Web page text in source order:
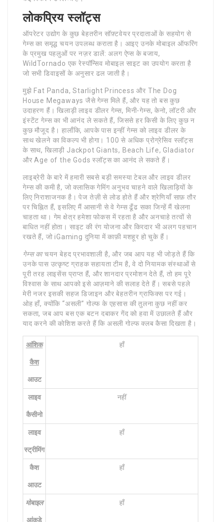
लोकप्रिय स्लॉट्स
ऑपरेटर उद्योग के कुछ बेहतरीन सॉफ़्टवेयर प्रदाताओं के सहयोग से
गेम्स का समृद्ध चयन उपलब्ध कराता है। आइए उनके मोबाइल ऑफरिंग
के प्रमुख पहलुओं पर नज़र डालें: अलग ऐप्स के बजाय,
WildTornado एक रेस्पॉन्सिव मोबाइल साइट का उपयोग करता है
जो सभी डिवाइसों के अनुसार ढल जाती है।
मुझे Fat Panda, Starlight Princess और The Dog
House Megaways जैसे गेम्स मिले हैं, और यह तो बस कुछ
उदाहरण हैं। खिलाड़ी लाइव डीलर गेम्स, मिनी-गेम्स, केनो, लॉटरी और
इंस्टेंट गेम्स का भी आनंद ले सकते हैं, जिससे हर किसी के लिए कुछ न
कुछ मौजूद है। हालाँकि, आपके पास इन्हीं गेम्स को लाइव डीलर के
साथ खेलने का विकल्प भी होगा। 100 से अधिक प्रोग्रेसिव स्लॉट्स
के साथ, खिलाड़ी Jackpot Giants, Beach Life, Gladiator
और Age of the Gods स्लॉट्स का आनंद ले सकते हैं।
लाइब्रेरी के बारे में हमारी सबसे बड़ी समस्या टेबल और लाइव डीलर
गेम्स की कमी है, जो क्लासिक गेमिंग अनुभव चाहने वाले खिलाड़ियों के
लिए निराशाजनक है। पेज तेज़ी से लोड होते हैं और श्रेणियाँ साफ़ तौर
पर चिह्नित हैं, इसलिए मैं आसानी से वे गेम्स ढूँढ सका जिन्हें मैं खेलना
चाहता था। गेम क्षेत्र हमेशा फोकस में रहता है और अनचाहे तत्वों से
बाधित नहीं होता। साइट की रंग योजना और किरदार भी अलग पहचान
रखते हैं, जो iGaming दुनिया में काफ़ी मशहूर हो चुके हैं।
गेम्स काचयन बेहद प्रभावशाली है, और जब आप यह भी जोड़ते हैं कि
उनके पास उत्कृष्ट ग्राहक सहायता टीम है, वे दो नियामक संस्थाओं से
पूरी तरह लाइसेंस प्राप्त हैं, और शानदार प्रमोशन देते हैं, तो हम पूरे
विश्वास के साथ आपको इसे आज़माने की सलाह देते हैं। सबसे पहले
मेरी नजर इसकी सहज डिजाइन और बेहतरीन ग्राफिक्स पर गई।
ओह हाँ, क्योंकि “असली” गोल्फ के एहसास की तुलना कुछ नहीं कर
सकता, जब आप बस एक बटन दबाकर गेंद को हवा में उछालते हैं और
याद करने की कोशिश करते हैं कि असली गोल्फ क्लब कैसा दिखता है।
आंशिक
कैश
आउट
हाँ
लाइव
कैसीनो
नहीं
लाइव
स्ट्रीमिंग
हाँ
कैश
आउट
हाँ
मोबाइल
आंकड़े
हाँ